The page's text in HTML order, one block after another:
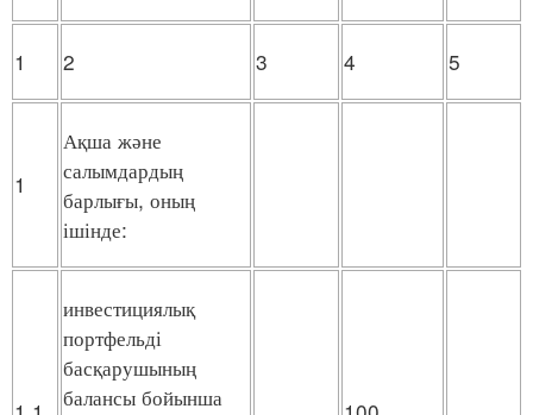
1 2 3 4 5
1
Ақша және
салымдардың
барлығы, оның
ішінде:
инвестициялық
портфельді
басқарушының
балансы бойынша